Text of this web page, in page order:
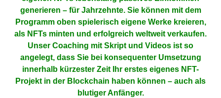
generieren – für Jahrzehnte. Sie können mit dem
Programm oben spielerisch eigene Werke kreieren,
als NFTs minten und erfolgreich weltweit verkaufen.
Unser Coaching mit Skript und Videos ist so
angelegt, dass Sie bei konsequenter Umsetzung
innerhalb kürzester Zeit Ihr erstes eigenes NFT-
Projekt in der Blockchain haben können – auch als
blutiger Anfänger.